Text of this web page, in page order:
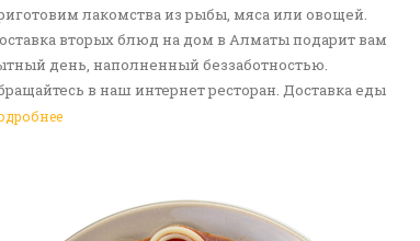
лакомства из рыбы, мяса или овощей.
вторых блюд на дом в Алматы подарит вам
день, наполненный беззаботностью.
в наш интернет ресторан. Доставка еды
- ваш идеальный выбор!